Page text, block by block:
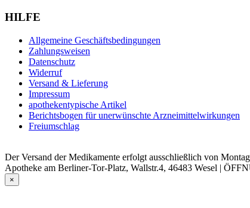
HILFE
Allgemeine Geschäftsbedingungen
Zahlungsweisen
Datenschutz
Widerruf
Versand & Lieferung
Impressum
apothekentypische Artikel
Berichtsbogen für unerwünschte Arzneimittelwirkungen
Freiumschlag
Der Versand der Medikamente erfolgt ausschließlich von
Apotheke am Berliner-Tor-Platz, Wallstr.4, 46483 Wesel |
×